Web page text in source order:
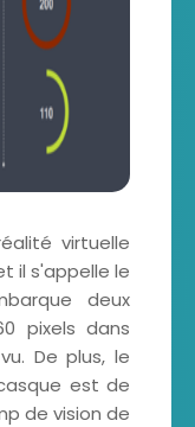
virtuelle
il s'appelle le
deux
pixels dans
De plus, le
est de
de vision de